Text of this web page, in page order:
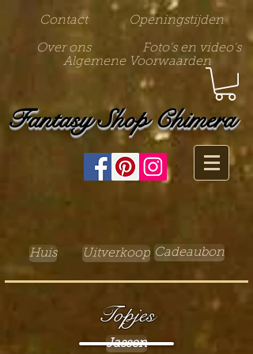
Contact Openingstijden
Over ons
Foto's en video's
Algemene Voorwaarden
Fantasy Shop Chimera
Huis Uitverkoop Cadeaubon
Topjes
Jassen